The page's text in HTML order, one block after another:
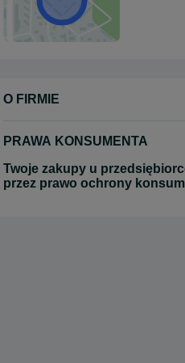
O FIRMIE
PRAWA KONSUMENTA
Twoje zakupy u
przez prawo ochrony